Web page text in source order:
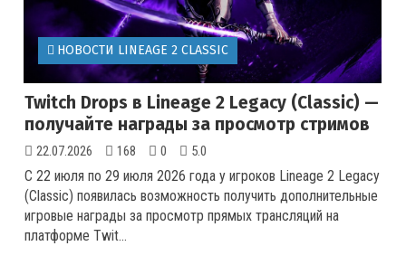
НОВОСТИ LINEAGE 2 CLASSIC
Twitch Drops в Lineage 2 Legacy (Classic) —
получайте награды за просмотр стримов
22.07.2026 168 0 5.0
С 22 июля по 29 июля 2026 года у игроков Lineage 2 Legacy
(Classic) появилась возможность получить дополнительные
игровые награды за просмотр прямых трансляций на
платформе Twit...